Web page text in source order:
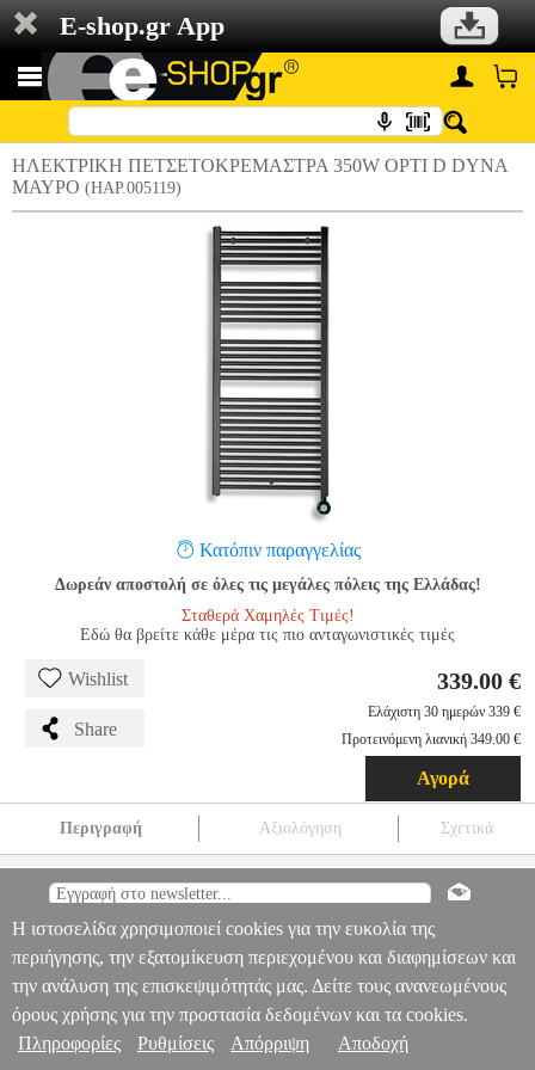
E-shop.gr App
ΗΛΕΚΤΡΙΚΗ ΠΕΤΣΕΤΟΚΡΕΜΑΣΤΡΑ 350W OPTI D DYNA
ΜΑΥΡΟ (HAP.005119)
Κατόπιν παραγγελίας
Δωρεάν αποστολή σε όλες τις μεγάλες πόλεις της Ελλάδας!
Σταθερά Χαμηλές Τιμές!
Εδώ θα βρείτε κάθε μέρα τις πιο ανταγωνιστικές τιμές
Wishlist
Share
339.00 €
Ελάχιστη 30 ημερών 339 €
Προτεινόμενη λιανική 349.00 €
Αγορά
Περιγραφή Αξιολόγηση Σχετικά
ΜΑΥΡΟ HAP.005119 HAP.005119 TONON TONON
ΘΕΡΜΑΣΤΡΕΣ
ΗΛΕΚΤΡΙΚΗ ΠΕΤΣΕΤΟΚΡΕΜΑΣΤΡΑ 350W
OPTI D DYNA ΜΑΥΡΟ
339.00
Πληροφορίες & Υπηρεσίες >
Η ιστοσελίδα χρησιμοποιεί cookies για την ευκολία της
περιήγησης, την εξατομίκευση περιεχομένου και διαφημίσεων και
την ανάλυση της επισκεψιμότητάς μας. Δείτε τους ανανεωμένους
όρους χρήσης για την προστασία δεδομένων και τα cookies.
Πληροφορίες
Ρυθμίσεις Απόρριψη Αποδοχή